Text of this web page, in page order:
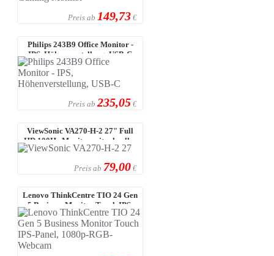
Preis ab 149,73 €
Philips 243B9 Office Monitor -
IPS, Höhenverstellung, USB-C
Preis ab 235,05 €
ViewSonic VA270-H-2 27" Full
HD 100Hz Monitor mit schneller
1ms
Preis ab 79,00 €
Lenovo ThinkCentre TIO 24 Gen
5 Business Monitor Touch IPS-
Panel ...